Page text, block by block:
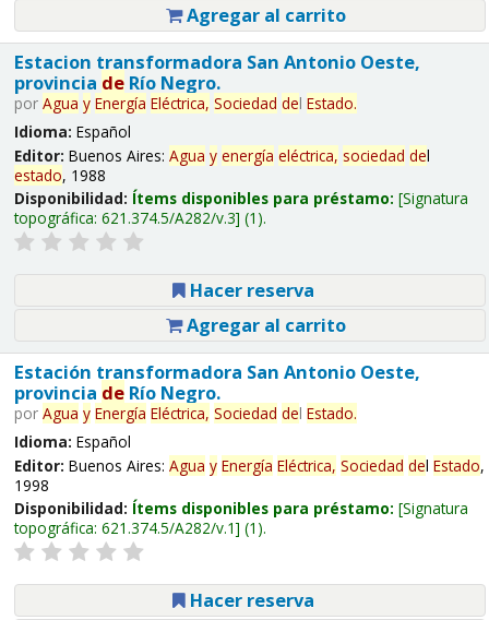
Agregar al carrito
Estacion transformadora San Antonio Oeste,
provincia deRío Negro.
por Agua y Energía Eléctrica, Sociedad del Estado.
Idioma: Español
Editor: Buenos Aires: Agua y energía eléctrica, sociedad del
estado, 1988
Disponibilidad: Ítems disponibles para préstamo: Signatura
topográfica: 621.374.5/A282/v.3 (1).
Hacer reserva
Agregar al carrito
Estación transformadora San Antonio Oeste,
provincia deRío Negro.
por Agua y Energía Eléctrica, Sociedad del Estado.
Idioma: Español
Editor: Buenos Aires: Agua y Energía Eléctrica, Sociedad del Estado,
1998
Disponibilidad: Ítems disponibles para préstamo: Signatura
topográfica: 621.374.5/A282/v.1 (1).
Hacer reserva